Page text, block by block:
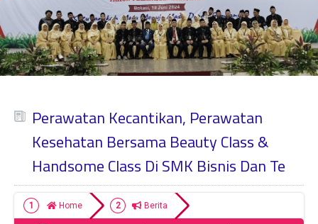
Perawatan Kecantikan, Perawatan
Kesehatan Bersama Beauty Class &
Handsome Class Di SMK Bisnis Dan Te
Home Berita